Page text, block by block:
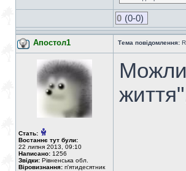
0 (0-0)
Апостол1 Тема повідомлення:
Стать:
Востаннє тут були:
22 липня 2013, 09:10
Написано: 1256
Звідки: Рівненська обл.
Віровизнання: п'ятидесятник